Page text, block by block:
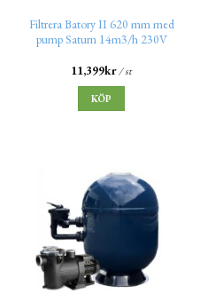
Filtrera Batory II 620 mm med
pump Saturn 14m3/h 230V
11,399kr/ st
KÖP